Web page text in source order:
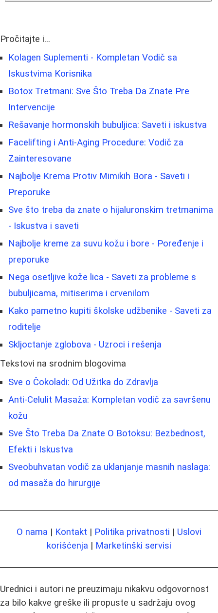
Pročitajte i...
Kolagen Suplementi - Kompletan Vodič sa
Iskustvima Korisnika
Botox Tretmani: Sve Što Treba Da Znate Pre
Intervencije
Rešavanje hormonskih bubuljica: Saveti i iskustva
Facelifting i Anti-Aging Procedure: Vodič za
Zainteresovane
Najbolje Krema Protiv Mimikih Bora - Saveti i
Preporuke
Sve što treba da znate o hijaluronskim tretmanima
- Iskustva i saveti
Najbolje kreme za suvu kožu i bore - Poređenje i
preporuke
Nega osetljive kože lica - Saveti za probleme s
bubuljicama, mitiserima i crvenilom
Kako pametno kupiti školske udžbenike - Saveti za
roditelje
Skljoctanje zglobova - Uzroci i rešenja
Tekstovi na srodnim blogovima
Sve o Čokoladi: Od Užitka do Zdravlja
Anti-Celulit Masaža: Kompletan vodič za savršenu
kožu
Sve Što Treba Da Znate O Botoksu: Bezbednost,
Efekti i Iskustva
Sveobuhvatan vodič za uklanjanje masnih naslaga:
od masaža do hirurgije
O nama | Kontakt | Politika privatnosti | Uslovi
korišćenja | Marketinški servisi
Urednici i autori ne preuzimaju nikakvu odgovornost
za bilo kakve greške ili propuste u sadržaju ovog